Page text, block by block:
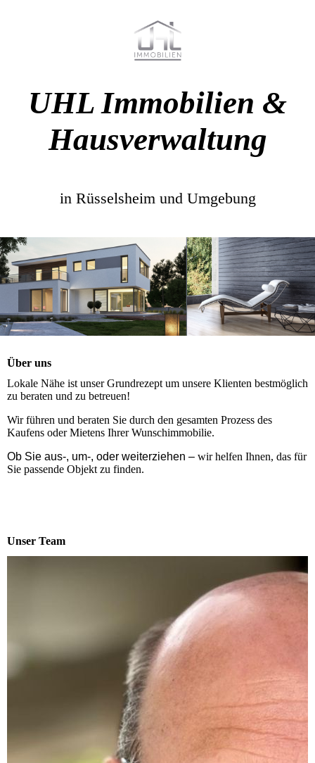
UHL Immobilien &
Hausverwaltung
in Rüsselsheim und Umgebung
Über uns
Lokale Nähe ist unser Grundrezept um unsere Klienten bestmöglich
zu beraten und zu betreuen!
Wir führen und beraten Sie durch den gesamten Prozess des
Kaufens oder Mietens Ihrer Wunschimmobilie.
Ob Sie aus-, um-, oder weiterziehen – wir helfen Ihnen, das für
Sie passende Objekt zu finden.
Unser Team